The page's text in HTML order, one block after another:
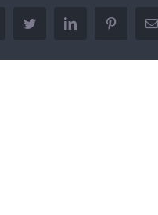
facebooktwitter linkedin pinterest